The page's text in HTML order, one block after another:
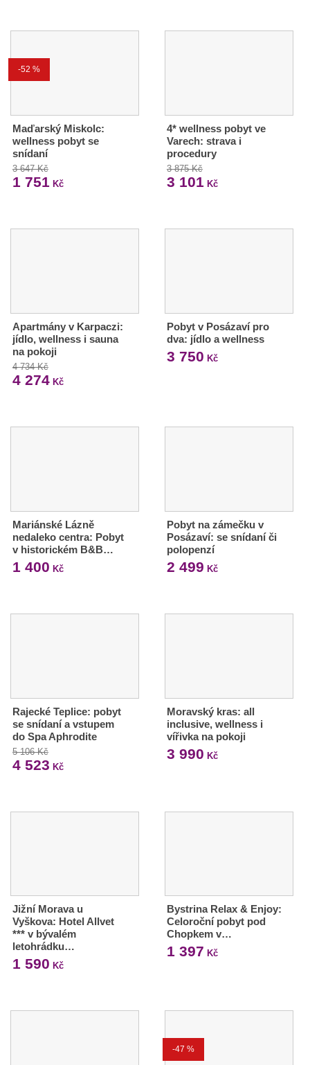
-52 %
Maďarský Miskolc:
wellness pobyt se
snídaní
3 647 Kč
1 751 Kč
4* wellness pobyt ve
Varech: strava i
procedury
3 875 Kč
3 101 Kč
Apartmány v Karpaczi:
jídlo, wellness i sauna
na pokoji
4 734 Kč
4 274 Kč
Pobyt v Posázaví pro
dva: jídlo a wellness
3 750 Kč
Mariánské Lázně
nedaleko centra: Pobyt
v historickém B&B…
1 400 Kč
Pobyt na zámečku v
Posázaví: se snídaní či
polopenzí
2 499 Kč
Rajecké Teplice: pobyt
se snídaní a vstupem
do Spa Aphrodite
5 106 Kč
4 523 Kč
Moravský kras: all
inclusive, wellness i
vířivka na pokoji
3 990 Kč
Jižní Morava u
Vyškova: Hotel Allvet
*** v bývalém
letohrádku…
1 590 Kč
Bystrina Relax & Enjoy:
Celoroční pobyt pod
Chopkem v…
1 397 Kč
-47 %